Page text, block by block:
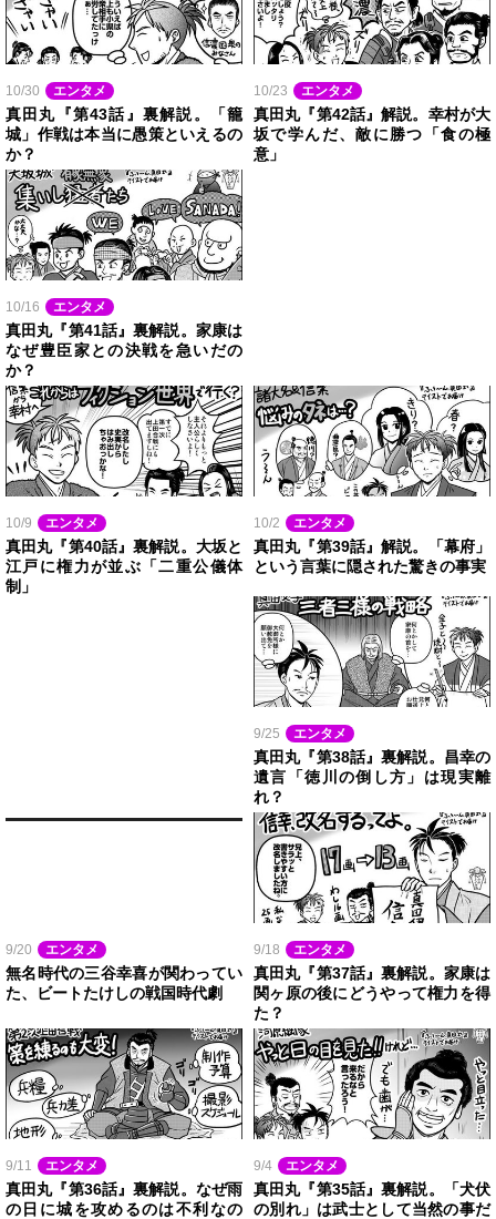
10/30 エンタメ
真田丸『第43話』裏解説。「籠
城」作戦は本当に愚策といえるの
か？
10/23 エンタメ
真田丸『第42話』解説。幸村が大
坂で学んだ、敵に勝つ「食の極
意」
10/16 エンタメ
真田丸『第41話』裏解説。家康は
なぜ豊臣家との決戦を急いだの
か？
10/9 エンタメ
真田丸『第40話』裏解説。大坂と
江戸に権力が並ぶ「二重公儀体
制」
10/2 エンタメ
真田丸『第39話』解説。「幕府」
という言葉に隠された驚きの事実
9/25 エンタメ
真田丸『第38話』裏解説。昌幸の
遺言「徳川の倒し方」は現実離
れ？
9/20 エンタメ
無名時代の三谷幸喜が関わってい
た、ビートたけしの戦国時代劇
9/18 エンタメ
真田丸『第37話』裏解説。家康は
関ヶ原の後にどうやって権力を得
た？
9/11 エンタメ
真田丸『第36話』裏解説。なぜ雨
の日に城を攻めるのは不利なの
9/4 エンタメ
真田丸『第35話』裏解説。「犬伏
の別れ」は武士として当然の事だ